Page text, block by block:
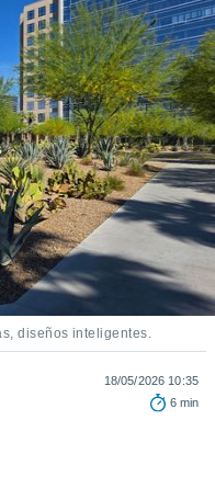
diseños inteligentes.
18/05/2026 10:35
6 min